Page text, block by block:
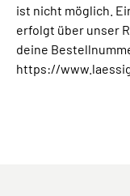
ist nicht möglich.
erfolgt über unser
deine
https://